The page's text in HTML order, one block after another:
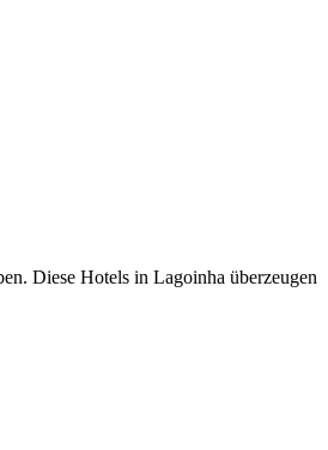
Diese Hotels in Lagoinha überzeugen